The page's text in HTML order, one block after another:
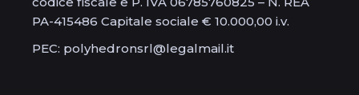
PA-415486 Capitale sociale € 10.000,00 i.v.
PEC: polyhedronsrl@legalmail.it